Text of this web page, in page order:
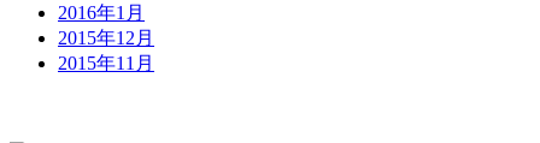
2016年1月
2015年12月
2015年11月